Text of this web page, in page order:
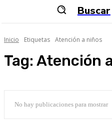
Buscar
Inicio Etiquetas Atención a niños
Tag: Atención
No hay publicaciones para mostrar